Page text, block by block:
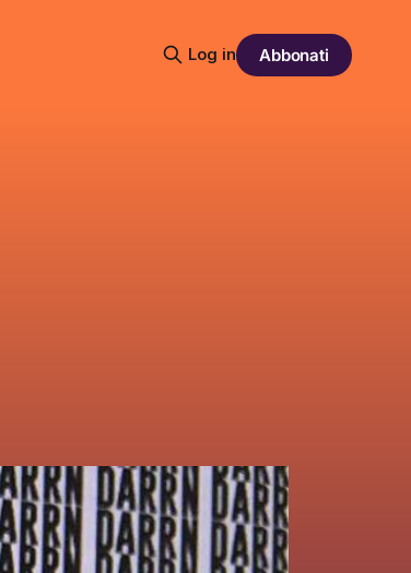
Log in Abbonati